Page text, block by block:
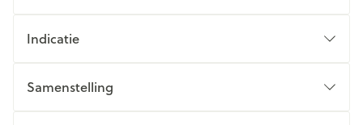
Indicatie
Samenstelling